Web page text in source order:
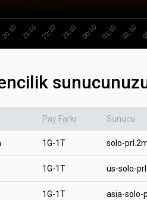
20:10 21:10 22:10 23:10 00:10 01:10 02:10
Pay Farkı Sunucu
1G-1T solo-
1G-1T us-solo-
1G-1T asia-solo-